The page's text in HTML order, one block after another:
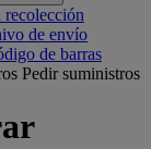
recolección
de envío
de barras
Pedir suministros